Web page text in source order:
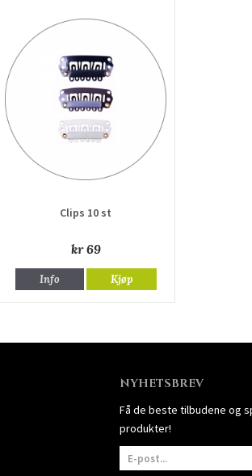
Clips 10 st
kr 69
Info Kjøp
NYHETSBREV
Få de beste tilbudene og
produkter!